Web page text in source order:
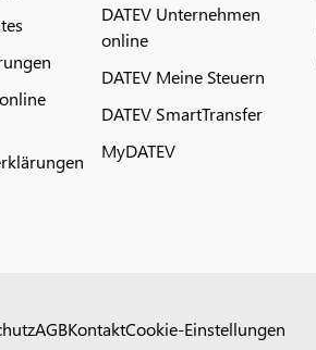
DATEV Unternehmen
online
DATEV Meine Steuern
DATEV SmartTransfer
MyDATEV
AGBKontaktCookie-Einstellungen